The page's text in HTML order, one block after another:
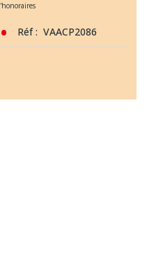
Réf : VAACP2086